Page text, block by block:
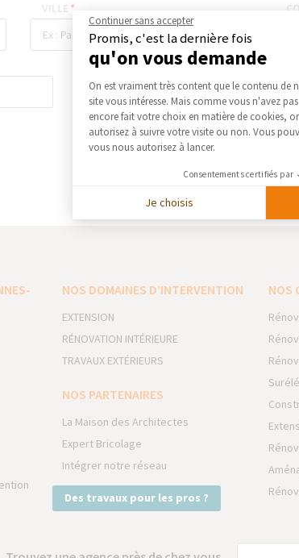
VILLE *
TÉLÉPHONE*
NOS DOMAINES D’INTERVENTION
EXTENSION
RÉNOVATION INTÉRIEURE
TRAVAUX EXTÉRIEURS
NOS PARTENAIRES
La Maison des Architectes
Expert Bricolage
Intégrer notre réseau
Des travaux pour les pros ?
NOS
Continuer sans accepter
Promis, c'est la dernière fois
qu'on vous demande
Plateforme de Gestion
On est vraiment très content que le contenu de
site vous intéresse. Mais comme vous n'avez pas
encore fait votre choix en matière de cookies,
autorisez à suivre votre visite ou non. Vous
vous nous autorisez à lancer.
Consentements certifiés par
Je choisis
Axeptio